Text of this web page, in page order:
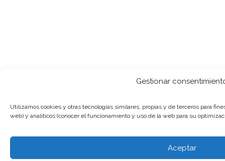
Gestionar
Utilizamos cookies y otras tecnologías similares, propias y de terceros para
web) y analíticos (conocer el funcionamiento y uso de la web para su
Aceptar